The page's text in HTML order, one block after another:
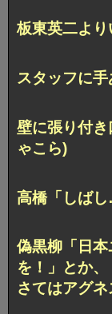
板東英二よ
スタッフに
壁に張り付
ゃこら)
高橋「しば
偽黒柳「日
を！」とか、
さてはアグ